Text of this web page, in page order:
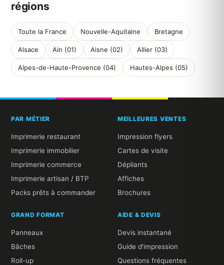
régions
Toute la France Nouvelle-Aquitaine Bretagne
Alsace Ain (01) Aisne (02) Allier (03)
Alpes-de-Haute-Provence (04) Hautes-Alpes (05)
PAR MÉTIER
Imprimerie restaurant
Imprimerie immobilier
Imprimerie commerce
Imprimerie artisan / BTP
Packs prêts à commander
MEILLEURES VENTES
Impression flyers
Cartes de visite
Dépliants
Affiches
Brochures
GRAND FORMAT
Panneaux
Bâches
Roll-up
AIDE & DEVIS
Devis instantané
Guide d'impression
Questions fréquentes